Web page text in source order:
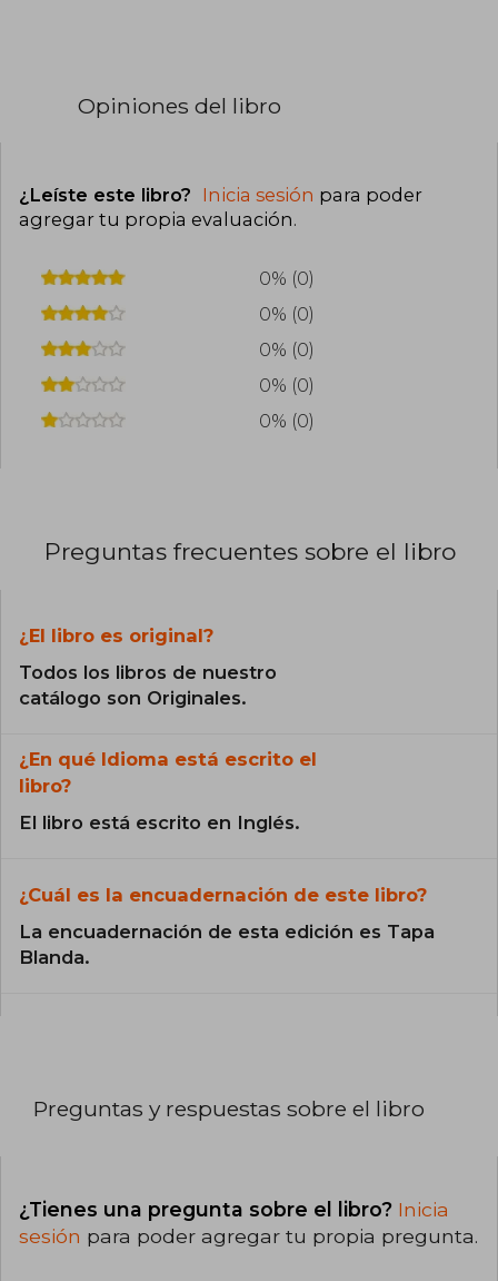
Opiniones del libro
¿Leíste este libro? Inicia sesión para poder
agregar tu propia evaluación.
0% (0)
0% (0)
0% (0)
0% (0)
0% (0)
Preguntas frecuentes sobre el libro
¿El libro es original?
Todos los libros de nuestro
catálogo son Originales.
¿En qué Idioma está escrito el
libro?
El libro está escrito en Inglés.
¿Cuál es la encuadernación de este libro?
La encuadernación de esta edición es Tapa
Blanda.
Preguntas y respuestas sobre el libro
¿Tienes una pregunta sobre el libro? Inicia
sesión para poder agregar tu propia pregunta.